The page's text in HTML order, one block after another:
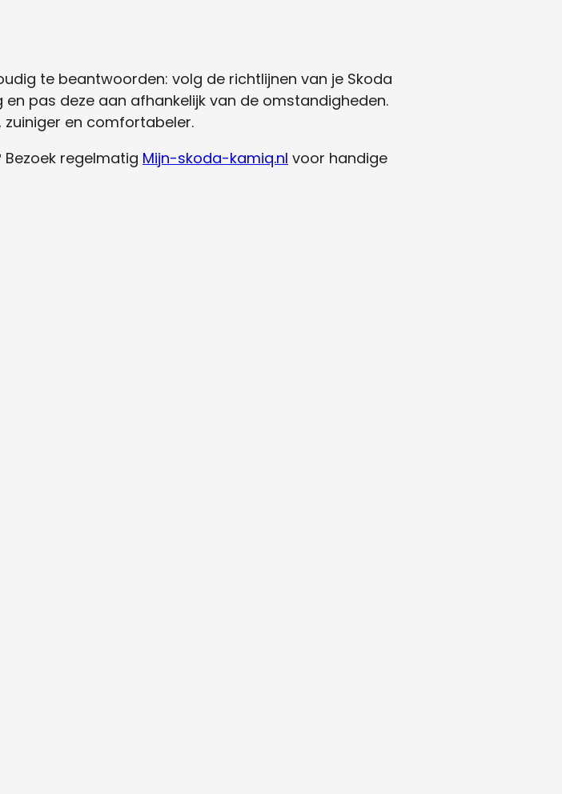
te beantwoorden: volg de richtlijnen van je Skoda
pas deze aan afhankelijk van de omstandigheden.
zuiniger en comfortabeler.
Bezoek regelmatig Mijn-skoda-kamiq.nl voor handige